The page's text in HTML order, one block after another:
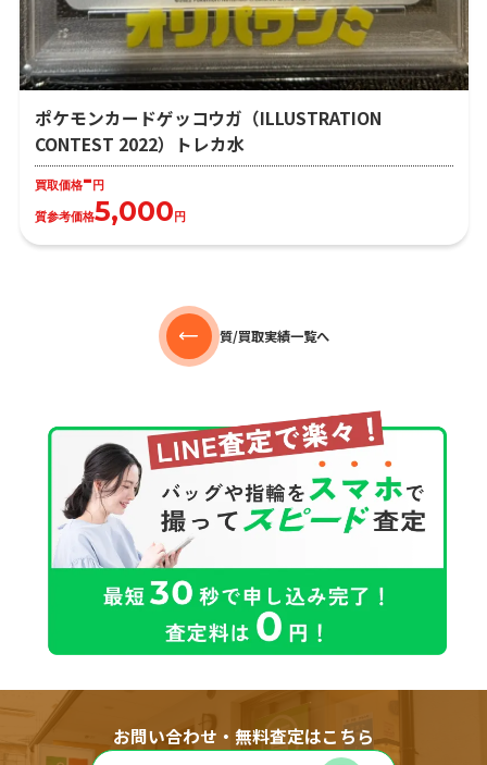
ポケモンカードゲッコウガ（ILLUSTRATION
CONTEST 2022）トレカ水
買取価格- 円
質参考価格5,000 円
質/買取実績一覧へ
お問い合わせ・無料査定はこちら